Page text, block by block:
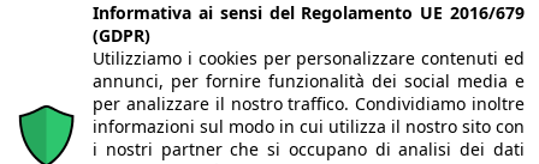
Informativa ai sensi del Regolamento UE 2016/679
(GDPR)
Utilizziamo i cookies per personalizzare contenuti ed
annunci, per fornire funzionalità dei social media e
per analizzare il nostro traffico. Condividiamo inoltre
informazioni sul modo in cui utilizza il nostro sito con
i nostri partner che si occupano di analisi dei dati